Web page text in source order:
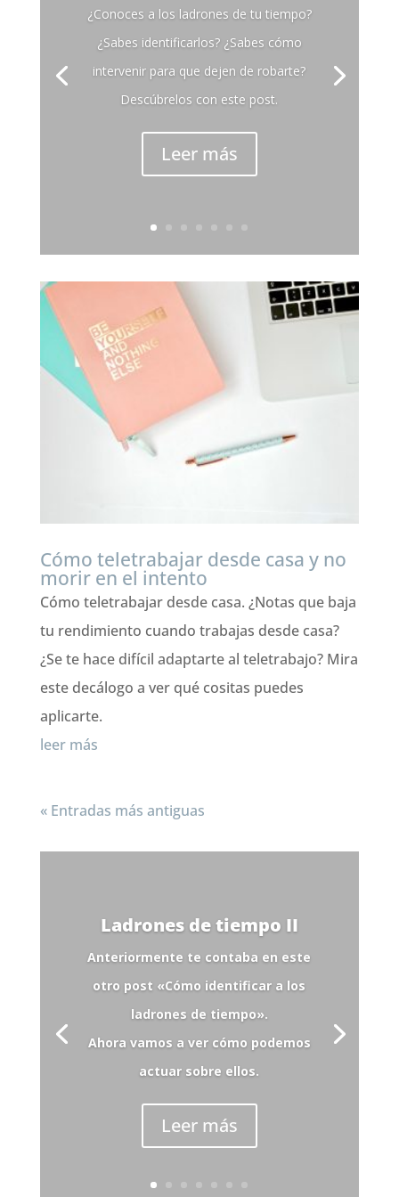
¿Conoces a los ladrones de tu tiempo?
¿Sabes identificarlos? ¿Sabes cómo
intervenir para que dejen de robarte?
Descúbrelos con este post.
Leer más
Cómo teletrabajar desde casa y no
morir en el intento
Cómo teletrabajar desde casa. ¿Notas que baja
tu rendimiento cuando trabajas desde casa?
¿Se te hace difícil adaptarte al teletrabajo? Mira
este decálogo a ver qué cositas puedes
aplicarte.
leer más
« Entradas más antiguas
Ladrones de tiempo II
Anteriormente te contaba en este
otro post «Cómo identificar a los
ladrones de tiempo».
Ahora vamos a ver cómo podemos
actuar sobre ellos.
Leer más